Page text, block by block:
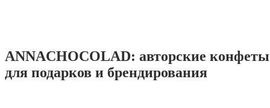
ANNACHOCOLAD: авторские
для подарков и брендирования